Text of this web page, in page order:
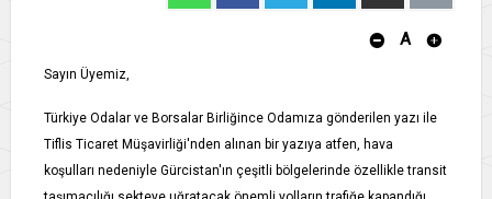
A
Sayın Üyemiz,
Türkiye Odalar ve Borsalar Birliğince Odamıza gönderilen yazı ile
Tiflis Ticaret Müşavirliği'nden alınan bir yazıya atfen, hava
koşulları nedeniyle Gürcistan'ın çeşitli bölgelerinde özellikle transit